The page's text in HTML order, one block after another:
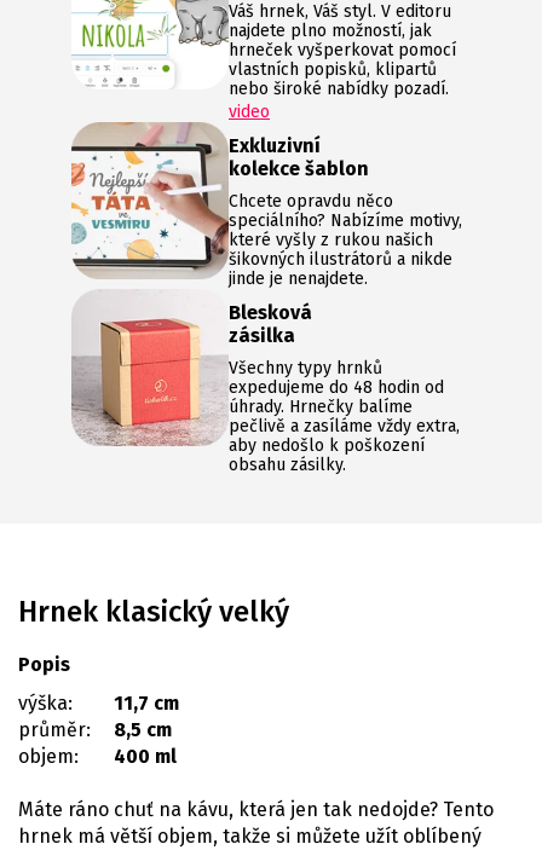
Váš hrnek, Váš styl. V editoru
najdete plno možností, jak
hrneček vyšperkovat pomocí
vlastních popisků, klipartů
nebo široké nabídky pozadí.
video
Exkluzivní
kolekce šablon
Chcete opravdu něco
speciálního? Nabízíme motivy,
které vyšly z rukou našich
šikovných ilustrátorů a nikde
jinde je nenajdete.
Blesková
zásilka
Všechny typy hrnků
expedujeme do 48 hodin od
úhrady. Hrnečky balíme
pečlivě a zasíláme vždy extra,
aby nedošlo k poškození
obsahu zásilky.
Hrnek klasický velký
Popis
výška:
11,7 cm
průměr:
8,5 cm
objem:
400 ml
Máte ráno chuť na kávu, která jen tak nedojde? Tento
hrnek má větší objem, takže si můžete užít oblíbený